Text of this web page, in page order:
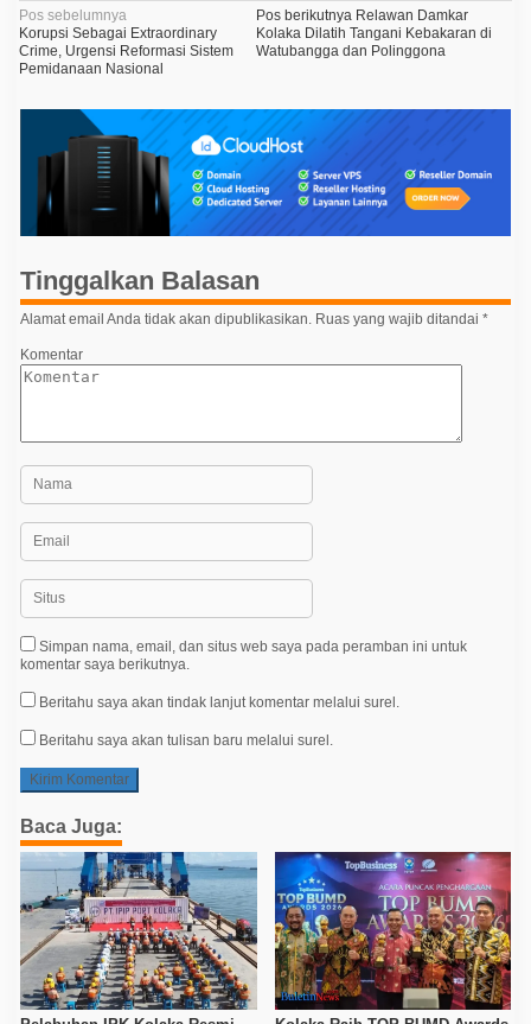
N
a
v
i
i
p
o
s
Pos sebelumnya
Korupsi Sebagai Extraordinary
Crime, Urgensi Reformasi Sistem
Pemidanaan Nasional
Pos berikutnyaRelawan Damkar
Kolaka Dilatih Tangani Kebakaran di
Watubangga dan Polinggona
Tinggalkan Balasan
Alamat email Anda tidak akan dipublikasikan. Ruas yang wajib ditandai *
Komentar
Simpan nama, email, dan situs web saya pada peramban ini untuk
komentar saya berikutnya.
Beritahu saya akan tindak lanjut komentar melalui surel.
Beritahu saya akan tulisan baru melalui surel.
Baca Juga: